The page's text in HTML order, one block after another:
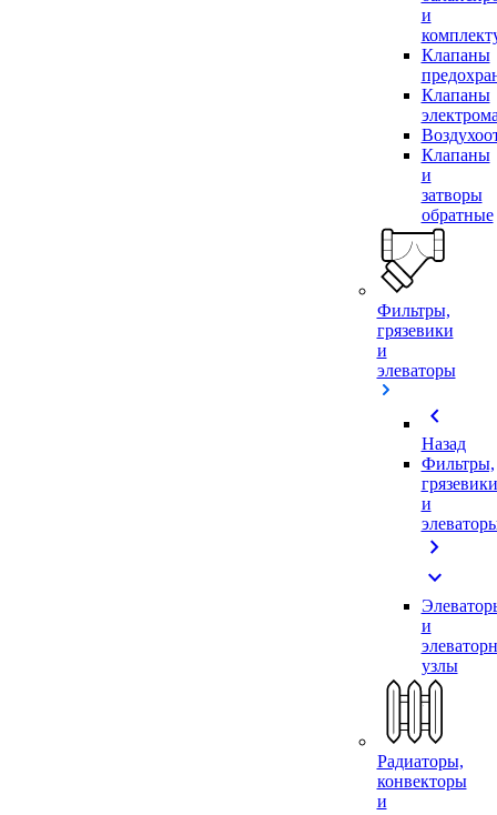
и
Клапаны
Клапаны
Клапаны
и
затворы
обратные
Фильтры,
грязевики
и
элеваторы
chevron_left
Назад
Фильтры,
грязевики
и
chevron_right
expand_more
и
узлы
Радиаторы,
конвекторы
и